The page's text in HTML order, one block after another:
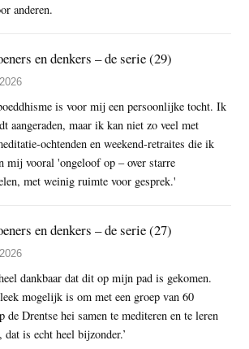
anderen.
en denkers – de serie (29)
is voor mij een persoonlijke tocht. Ik
aangeraden, maar ik kan niet zo veel met
ochtenden en weekend-retraites die ik
mij vooral 'ongeloof op – over starre
met weinig ruimte voor gesprek.'
en denkers – de serie (27)
dankbaar dat dit op mijn pad is gekomen.
mogelijk is om met een groep van 60
de Drentse hei samen te mediteren en te leren
dat is echt heel bijzonder.’